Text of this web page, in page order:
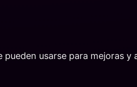
usarse para mejoras y